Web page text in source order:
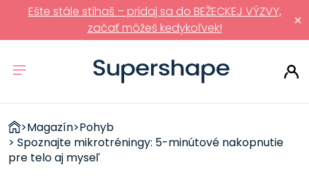
×
Ešte stále stíhaš – pridaj sa do BEŽECKEJ VÝZVY,
začať môžeš kedykoľvek!
ZDRAVÉ
RÝCHLOVKY
>Magazín>Pohyb
> Spoznajte mikrotréningy: 5-minútové nakopnutie
pre telo aj myseľ